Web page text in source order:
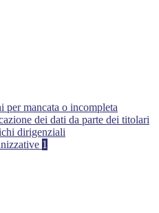
per mancata o incompleta
dei dati da parte dei titolari
dirigenziali
1